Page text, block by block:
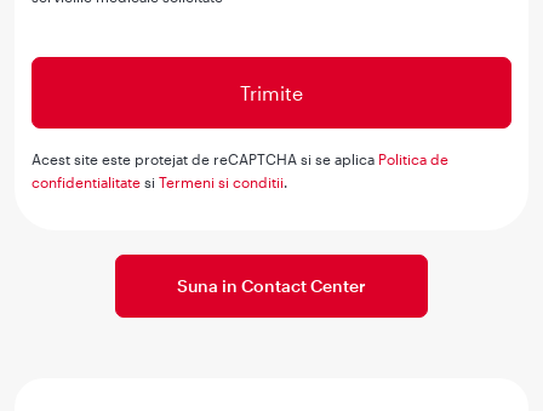
Acest site este protejat de reCAPTCHA si se aplica Politica de
confidentialitate siTermeni si conditii.
Suna in Contact Center